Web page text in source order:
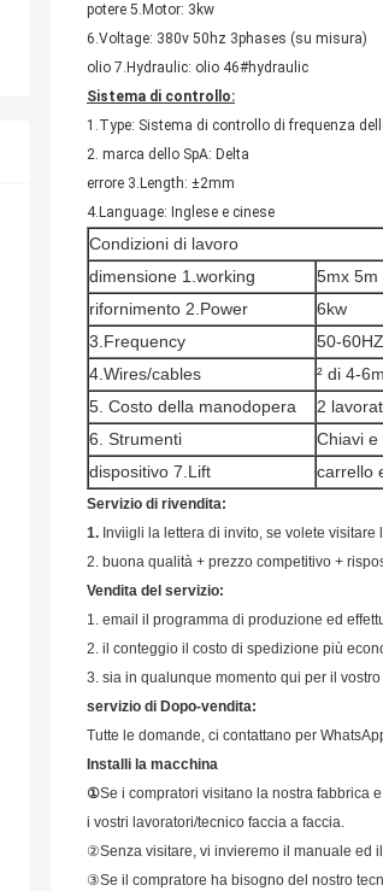
potere 5.Motor: 3kw
6.Voltage: 380v 50hz 3phases (su misura)
olio 7.Hydraulic: olio 46#hydraulic
Sistema di controllo:
1.Type: Sistema di controllo di frequenza
2. marca dello SpA: Delta
errore 3.Length: ±2mm
4.Language: Inglese e cinese
Condizioni di lavoro
dimensione 1.working
5mx 5m
rifornimento 2.Power
6kw
3.Frequency
50-60HZ
4.Wires/cables
² di 4-
5. Costo della manodopera
2
6. Strumenti
Chiavi e
dispositivo 7.Lift
carrello
Servizio di rivendita:
1. Inviigli la lettera di invito, se volete
2. buona qualità + prezzo competitivo +
Vendita del servizio:
1. email il programma di produzione ed
2. il conteggio il costo di spedizione più
3. sia in qualunque momento qui per il
servizio di Dopo-vendita:
Tutte le domande, ci contattano per
Installi la macchina
①Se i compratori visitano la nostra fabbrica
i vostri lavoratori/tecnico faccia a faccia.
②Senza visitare, vi invieremo il manuale ed
③Se il compratore ha bisogno del nostro